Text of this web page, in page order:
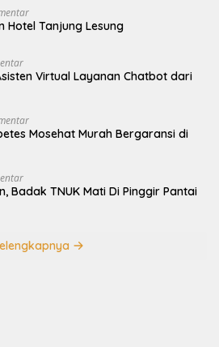
Hotel Tanjung Lesung
Virtual Layanan Chatbot dari
Mosehat Murah Bergaransi di
Badak TNUK Mati Di Pinggir Pantai